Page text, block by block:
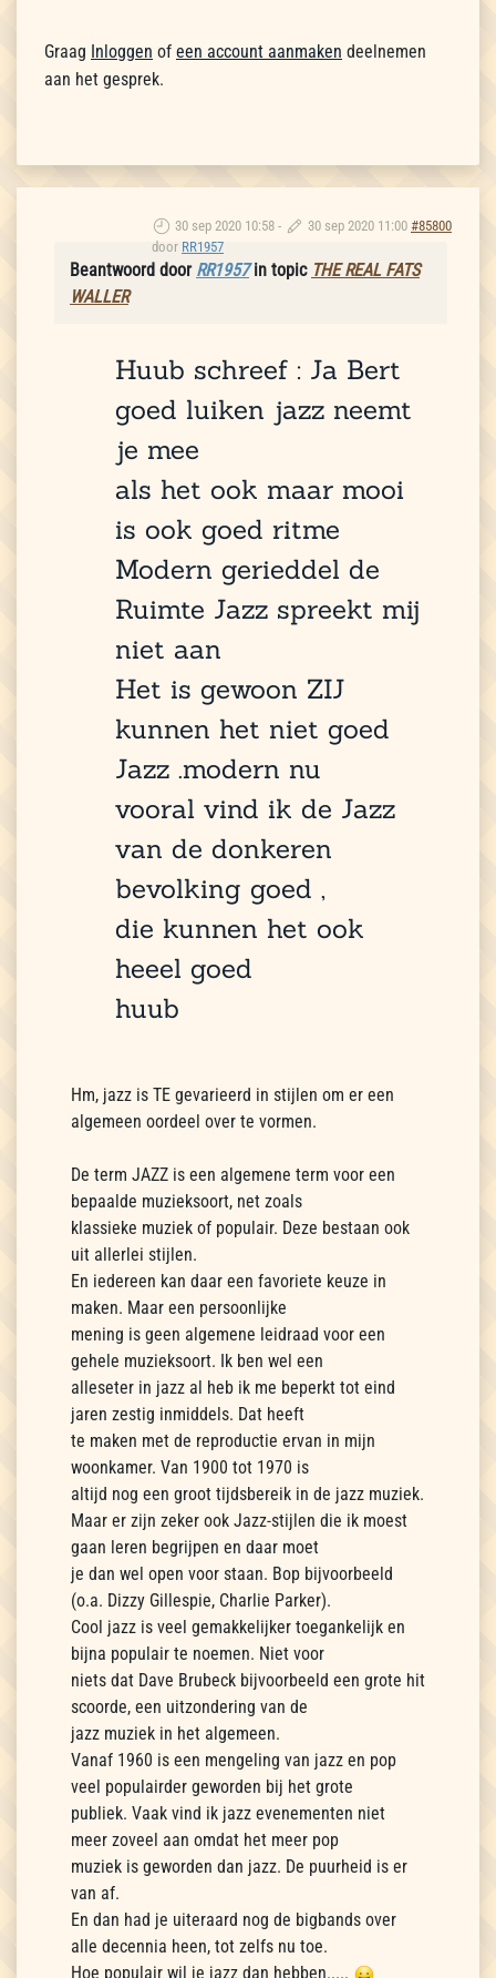
Graag Inloggen of een account aanmaken deelnemen
aan het gesprek.
30 sep 2020 10:58 - 30 sep 2020 11:00 #85800
door RR1957
Beantwoord door RR1957in topic THE REAL FATS
WALLER
Huub schreef : Ja Bert
goed luiken jazz neemt
je mee
als het ook maar mooi
is ook goed ritme
Modern gerieddel de
Ruimte Jazz spreekt mij
niet aan
Het is gewoon ZIJ
kunnen het niet goed
Jazz .modern nu
vooral vind ik de Jazz
van de donkeren
bevolking goed ,
die kunnen het ook
heeel goed
huub
Hm, jazz is TE gevarieerd in stijlen om er een
algemeen oordeel over te vormen.
De term JAZZ is een algemene term voor een
bepaalde muzieksoort, net zoals
klassieke muziek of populair. Deze bestaan ook
uit allerlei stijlen.
En iedereen kan daar een favoriete keuze in
maken. Maar een persoonlijke
mening is geen algemene leidraad voor een
gehele muzieksoort. Ik ben wel een
alleseter in jazz al heb ik me beperkt tot eind
jaren zestig inmiddels. Dat heeft
te maken met de reproductie ervan in mijn
woonkamer. Van 1900 tot 1970 is
altijd nog een groot tijdsbereik in de jazz muziek.
Maar er zijn zeker ook Jazz-stijlen die ik moest
gaan leren begrijpen en daar moet
je dan wel open voor staan. Bop bijvoorbeeld
(o.a. Dizzy Gillespie, Charlie Parker).
Cool jazz is veel gemakkelijker toegankelijk en
bijna populair te noemen. Niet voor
niets dat Dave Brubeck bijvoorbeeld een grote hit
scoorde, een uitzondering van de
jazz muziek in het algemeen.
Vanaf 1960 is een mengeling van jazz en pop
veel populairder geworden bij het grote
publiek. Vaak vind ik jazz evenementen niet
meer zoveel aan omdat het meer pop
muziek is geworden dan jazz. De puurheid is er
van af.
En dan had je uiteraard nog de bigbands over
alle decennia heen, tot zelfs nu toe.
Hoe populair wil je jazz dan hebben.....